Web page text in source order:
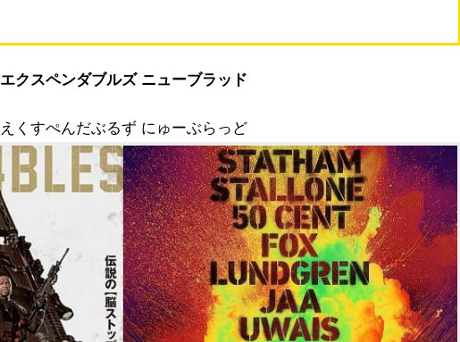
エクスペンダブルズ ニューブラッド
えくすぺんだぶるず にゅーぶらっど